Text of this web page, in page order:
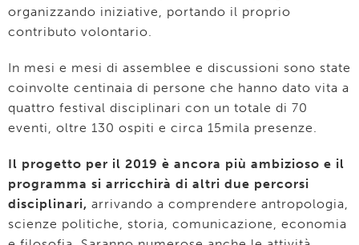
organizzando iniziative, portando il proprio
contributo volontario.
In mesi e mesi di assemblee e discussioni sono state
coinvolte centinaia di persone che hanno dato vita a
quattro festival disciplinari con un totale di 70
eventi, oltre 130 ospiti e circa 15mila presenze.
Il progetto per il 2019 è ancora più ambizioso e il
programma si arricchirà di altri due percorsi
disciplinari, arrivando a comprendere antropologia,
scienze politiche, storia, comunicazione, economia